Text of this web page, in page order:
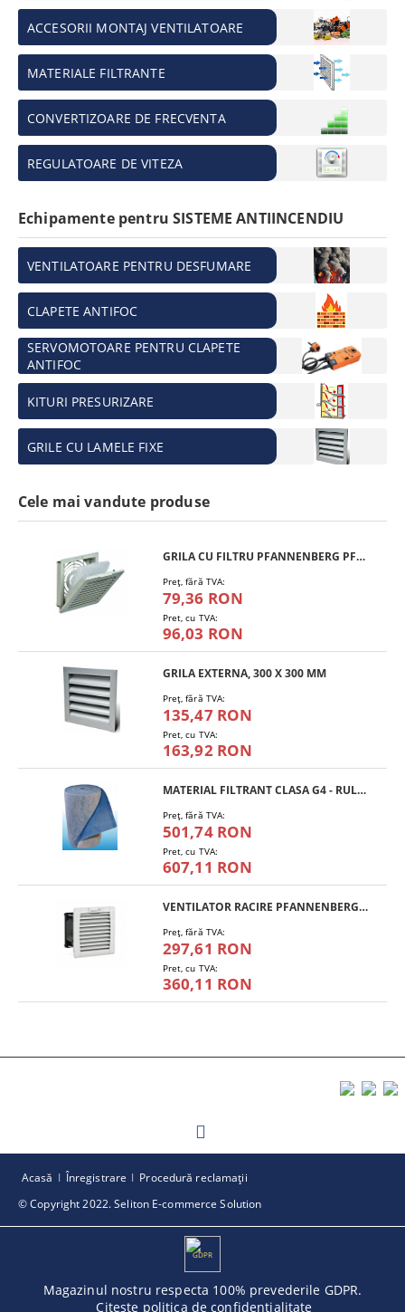
ACCESORII MONTAJ VENTILATOARE
MATERIALE FILTRANTE
CONVERTIZOARE DE FRECVENTA
REGULATOARE DE VITEZA
Echipamente pentru SISTEME ANTIINCENDIU
VENTILATOARE PENTRU DESFUMARE
CLAPETE ANTIFOC
SERVOMOTOARE PENTRU CLAPETE
ANTIFOC
KITURI PRESURIZARE
GRILE CU LAMELE FIXE
Cele mai vandute produse
GRILA CU FILTRU PFANNENBERG PFA 10.000
Preţ, fără TVA:
79,36 RON
Pret, cu TVA:
96,03 RON
GRILA EXTERNA, 300 X 300 MM
Preţ, fără TVA:
135,47 RON
Pret, cu TVA:
163,92 RON
MATERIAL FILTRANT CLASA G4 - RULOU
Preţ, fără TVA:
501,74 RON
Pret, cu TVA:
607,11 RON
VENTILATOR RACIRE PFANNENBERG PF 11.000
Preţ, fără TVA:
297,61 RON
Pret, cu TVA:
360,11 RON
© Copyright 2022. Seliton E-commerce Solution
Acasă Înregistrare Procedură reclamaţii
GDPR
Magazinul nostru respecta 100% prevederile GDPR.
Citeste politica de confidentialitate